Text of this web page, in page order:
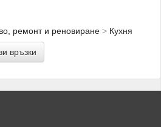
ремонт и реновиране
Кухня
връзки